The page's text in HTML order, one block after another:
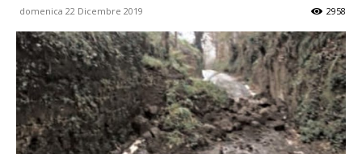
domenica 22 Dicembre 2019 2958